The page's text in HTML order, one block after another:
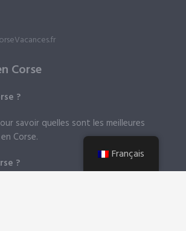
Corse
?
savoir quelles sont les meilleures
Corse.
?
Français